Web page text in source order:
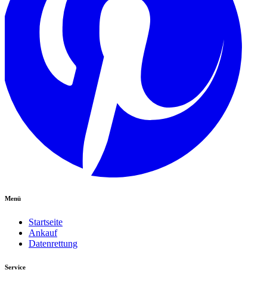
Menü
Startseite
Ankauf
Datenrettung
Service